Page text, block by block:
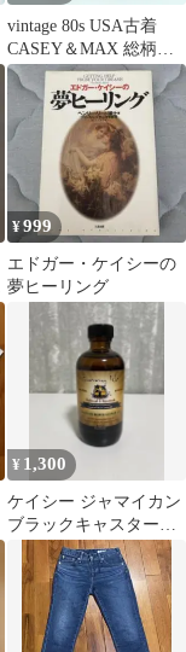
vintage 80s USA古着
CASEY＆MAX 総柄
半袖ブラウス
¥999
エドガー・ケイシーの
夢ヒーリング
¥ 1,300
ケイシー ジャマイカン
ブラックキャスターオ
イル 118ml